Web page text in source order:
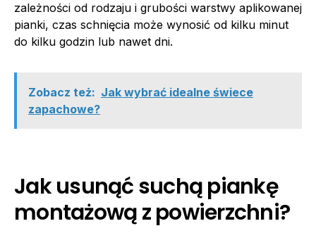
zależności od rodzaju i grubości warstwy aplikowanej
pianki, czas schnięcia może wynosić od kilku minut
do kilku godzin lub nawet dni.
Zobacz też: Jak wybrać idealne świece
zapachowe?
Jak usunąć suchą piankę
montażową z powierzchni?